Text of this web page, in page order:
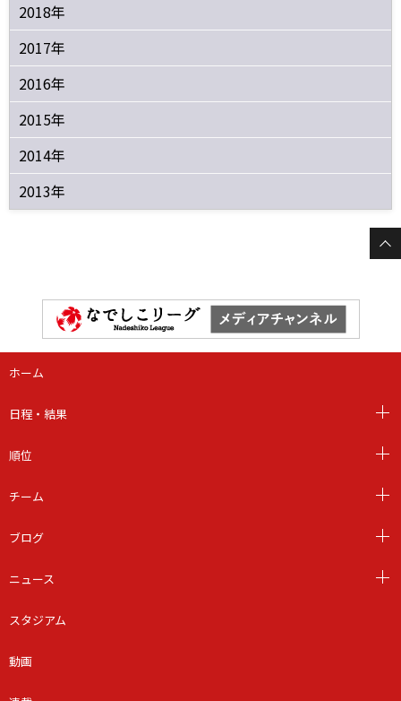
2018年
2017年
2016年
2015年
2014年
2013年
ホーム
日程・結果
順位
チーム
ブログ
ニュース
スタジアム
動画